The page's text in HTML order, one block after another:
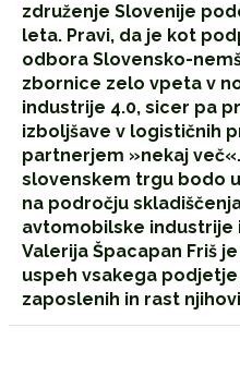
združenje Slovenije
leta. Pravi, da je kot
odbora Slovensko-
zbornice zelo vpeta v
industrije 4.0, sicer pa
izboljšave v logističnih
partnerjem »nekaj
slovenskem trgu bodo
na področju
avtomobilske
Valerija Špacapan Friš
uspeh vsakega
zaposlenih in rast